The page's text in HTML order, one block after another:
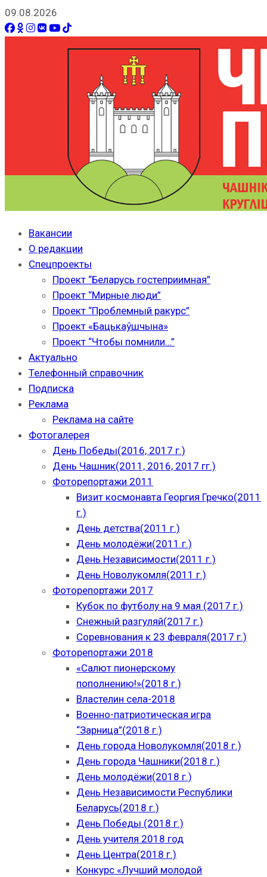
09.08.2026
Вакансии
О редакции
Спецпроекты
Проект “Беларусь гостеприимная”
Проект “Мирные люди”
Проект “Проблемный ракурс”
Проект «Бацькаўшчына»
Проект “Чтобы помнили…”
Актуально
Телефонный справочник
Подписка
Реклама
Реклама на сайте
Фотогалерея
День Победы(2016, 2017 г.)
День Чашник(2011, 2016, 2017 гг.)
Фоторепортажи 2011
Визит космонавта Георгия Гречко(2011
г.)
День детства(2011 г.)
День молодёжи(2011 г.)
День Независимости(2011 г.)
День Новолукомля(2011 г.)
Фоторепортажи 2017
Кубок по футболу на 9 мая (2017 г.)
Снежный разгуляй(2017 г.)
Соревнования к 23 февраля(2017 г.)
Фоторепортажи 2018
«Салют пионерскому
пополнению!»(2018 г.)
Властелин села-2018
Военно-патриотическая игра
“Зарница”(2018 г.)
День города Новолукомля(2018 г.)
День города Чашники(2018 г.)
День молодёжи(2018 г.)
День Независимости Республики
Беларусь(2018 г.)
День Победы (2018 г.)
День учителя 2018 год
День Центра(2018 г.)
Конкурс «Лучший молодой